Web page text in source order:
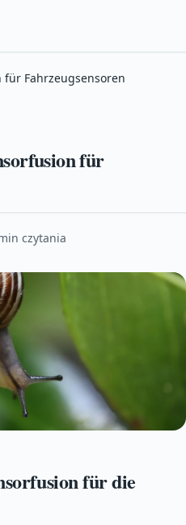
Fahrzeugsensoren
für
czytania
für die